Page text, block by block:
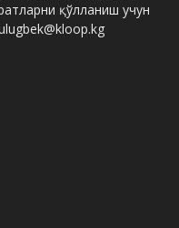
қўлланиш учун